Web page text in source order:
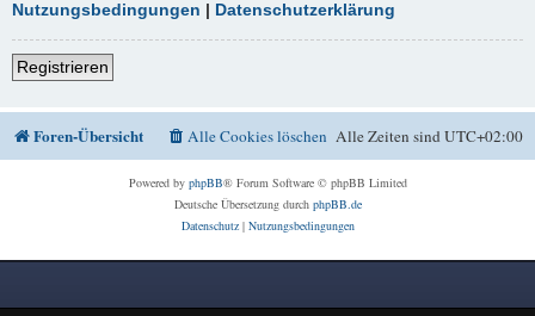
Nutzungsbedingungen | Datenschutzerklärung
Registrieren
Foren-Übersicht Alle Zeiten sindUTC+02:00
Alle Cookies löschen
Powered by phpBB® Forum Software © phpBB Limited
Deutsche Übersetzung durch phpBB.de
Datenschutz| Nutzungsbedingungen